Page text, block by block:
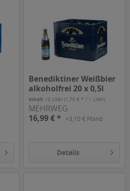
Benediktiner Weißbier
alkoholfrei 20 x 0,5l
Inhalt 10 Liter(1,70 € * / 1 Liter)
MEHRWEG
16,99 € *
+3,10 € Pfand
Details